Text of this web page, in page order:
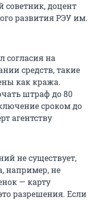
доцент
развития РЭУ им.
согласия на
средств, такие
как кража.
штраф до 80
сроком до
агентству
не существует,
например, не
— карту
разрешения. Если